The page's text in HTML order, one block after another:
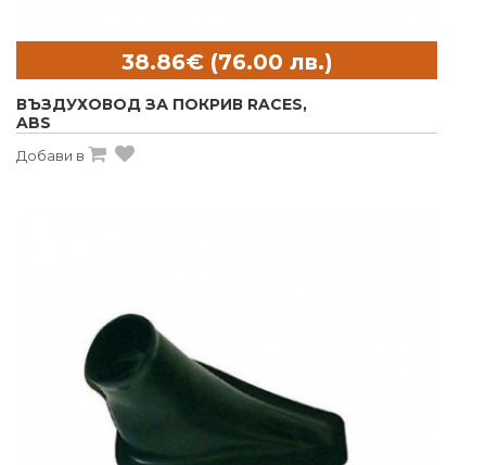
ВЪЗДУХОВОД ЗА ПОКРИВ RACES,
ABS
Добави в